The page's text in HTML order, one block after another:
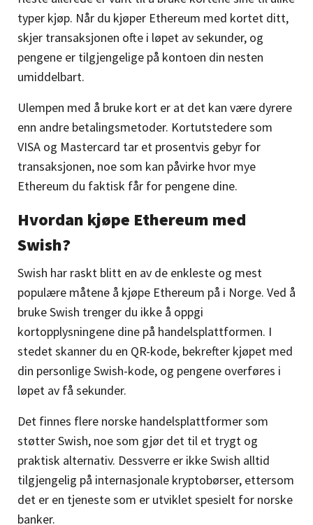
typer kjøp. Når du kjøper Ethereum med kortet ditt,
skjer transaksjonen ofte i løpet av sekunder, og
pengene er tilgjengelige på kontoen din nesten
umiddelbart.
Ulempen med å bruke kort er at det kan være dyrere
enn andre betalingsmetoder. Kortutstedere som
VISA og Mastercard tar et prosentvis gebyr for
transaksjonen, noe som kan påvirke hvor mye
Ethereum du faktisk får for pengene dine.
Hvordan kjøpe Ethereum med
Swish?
Swish har raskt blitt en av de enkleste og mest
populære måtene å kjøpe Ethereum på i Norge. Ved å
bruke Swish trenger du ikke å oppgi
kortopplysningene dine på handelsplattformen. I
stedet skanner du en QR-kode, bekrefter kjøpet med
din personlige Swish-kode, og pengene overføres i
løpet av få sekunder.
Det finnes flere norske handelsplattformer som
støtter Swish, noe som gjør det til et trygt og
praktisk alternativ. Dessverre er ikke Swish alltid
tilgjengelig på internasjonale kryptobørser, ettersom
det er en tjeneste som er utviklet spesielt for norske
banker.